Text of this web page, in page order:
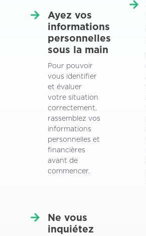
Ayez vos
informations
personnelles
sous la main
Pour pouvoir
vous identifier
et évaluer
votre situation
correctement,
rassemblez vos
informations
personnelles et
financières
avant de
commencer.
Ne vous
inquiétez